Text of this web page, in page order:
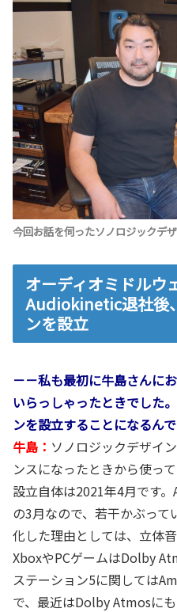
今回お話を伺ったソノロジックデ
オーディオミドルウ
Audiokinetic退社後
ンを設立
－－私も最初に牛島さんに
いらっしゃったときでした
ンを設立することになるん
牛島： ソノロジックデザイ
ンスになったときから使っ
設立自体は2021年4月です
の3月なので、若干かぶって
化した理由としては、立体
XboxやPCゲームはDolby
ステーション5に関しては
で、最近はDolby Atmosに